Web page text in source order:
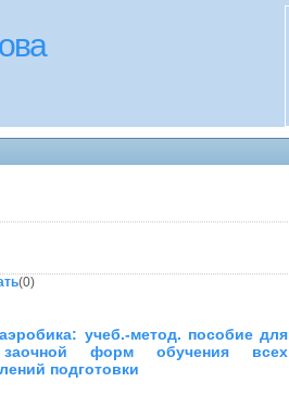
(0)
учеб.-метод. пособие для
форм обучения всех
подготовки